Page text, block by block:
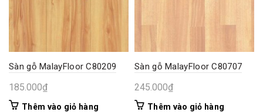
Sàn gỗ MalayFloor C80209
185.000₫
Thêm vào giỏ hàng
Sàn gỗ MalayFloor C80707
245.000₫
Thêm vào giỏ hàng